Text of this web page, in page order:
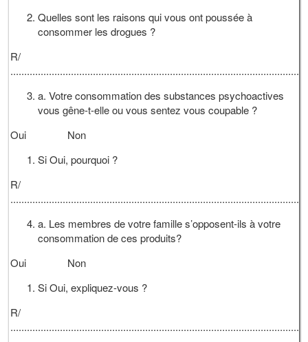
Quelles sont les raisons qui vous ont poussée à
consommer les drogues ?
R/
a. Votre consommation des substances psychoactives
vous gêne-t-elle ou vous sentez vous coupable ?
Oui Non
Si Oui, pourquoi ?
R/
a. Les membres de votre famille s’opposent-ils à votre
consommation de ces produits?
Oui Non
Si Oui, expliquez-vous ?
R/